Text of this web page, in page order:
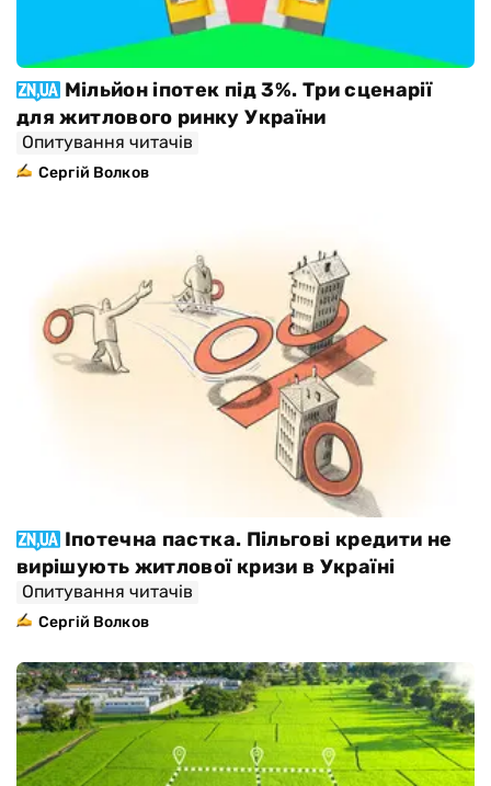
Мільйон іпотек під 3%. Три сценарії
для житлового ринку України
Опитування читачів
Сергій Волков
Іпотечна пастка. Пільгові кредити не
вирішують житлової кризи в Україні
Опитування читачів
Сергій Волков